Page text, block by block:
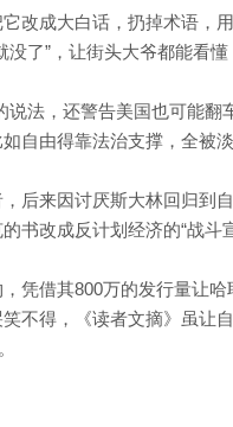
改成大白话，扔掉术语，
了”，让街头大爷都能看懂
说法，还警告美国也可能翻
自由得靠法治支撑，全被
后来因讨厌斯大林回归到
书改成反计划经济的“战斗
凭借其800万的发行量让哈
不得，《读者文摘》虽让